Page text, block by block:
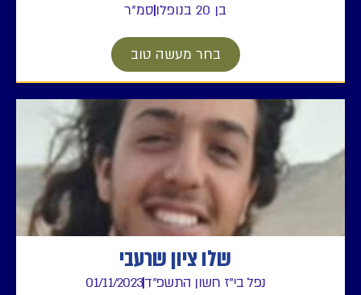
בן 20 בנופלו
סמ"ר
בחר מעשה טוב
שלו ציון שרעבי
נפל בי"ז חשון התשפ"ד01/11/2023